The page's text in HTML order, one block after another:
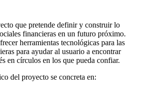
que pretende definir y construir lo
financieras en un futuro próximo.
herramientas tecnológicas para las
para ayudar al usuario a encontrar
en círculos en los que pueda confiar.
del proyecto se concreta en: